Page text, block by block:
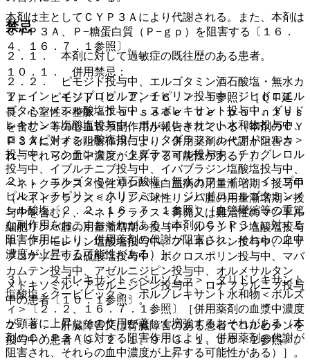
本剤は主としてＣＹＰ３Ａにより代謝される。また、本剤は
ＣＹＰ３Ａ、Ｐ−糖蛋白質（Ｐ−ｇｐ）を阻害する〔１６．
４、１６．７．１参照〕。
１０．１． 併用禁忌：
１）． ピモジド〔２．２、１６．７．１参照〕［ＱＴ延
長、心室性不整脈＜Ｔｏｒｓａｄｅ ｄｅ ｐｏｉｎｔｅｓ
を含む＞等の心血管系副作用が報告されている（本剤のＣＹ
Ｐ３Ａに対する阻害作用により、併用薬剤の代謝が阻害さ
れ、それらの血中濃度が上昇する可能性がある）］。
２）． エルゴタミン酒石酸塩・無水カフェイン・イソプロ
ピルアンチピリン＜クリアミン＞、ジヒドロエルゴタミンメ
シル酸塩〔２．２、１６．７．１参照〕［血管攣縮等の重篤
な副作用をおこすおそれがある（本剤のＣＹＰ３Ａに対する
阻害作用により、併用薬剤の代謝が阻害され、それらの血中
濃度が上昇する可能性がある）］。
３）． スボレキサント＜ベルソムラ＞、ダリドレキサント
塩酸塩＜クービビック＞、ボルノレキサント水和物＜ボルズ
ィ＞〔２．２、１６．７．１参照〕［併用薬剤の血漿中濃度
が顕著に上昇しその作用が著しく増強するおそれがある（本
剤のＣＹＰ３Ａに対する阻害作用により、併用薬剤の代謝が
阻害され、それらの血中濃度が上昇する可能性がある）］。
禁忌
２．１． 本剤に対して過敏症の既往歴のある患者。
２．２． ピモジド投与中、エルゴタミン酒石酸塩・無水カ
フェイン・イソプロピルアンチピリン投与中、ジヒドロエル
ゴタミンメシル酸塩投与中、スボレキサント投与中、ダリド
レキサント塩酸塩投与中、ボルノレキサント水和物投与中、
ロミタピドメシル酸塩投与中、タダラフィル＜アドシルカ＞
投与中、マシテンタン・タダラフィル投与中、チカグレロル
投与中、イブルチニブ投与中、イバブラジン塩酸塩投与中、
ベネトクラクス＜慢性リンパ性白血病の用量漸増期＞投与中
（ベネトクラクス＜小リンパ球性リンパ腫の用量漸増期＞投
与中を含む）、ベネトクラクス＜再発又は難治性のマントル
細胞リンパ腫の用量漸増期＞投与中、ルラシドン塩酸塩投与
中、アナモレリン塩酸塩投与中、フィネレノン投与中、イサ
ブコナゾニウム硫酸塩投与中、ボクロスポリン投与中、マバ
カムテン投与中、アゼルニジピン投与中、オルメサルタン
メドキソミル・アゼルニジピン投与中、ロナファルニブ投与
中の患者〔１０．１参照〕。
２．３． 肝臓障害又は腎臓障害のある患者でコルヒチンを
投与中の患者〔９．２．１、９．３．１、１０．２参照〕。